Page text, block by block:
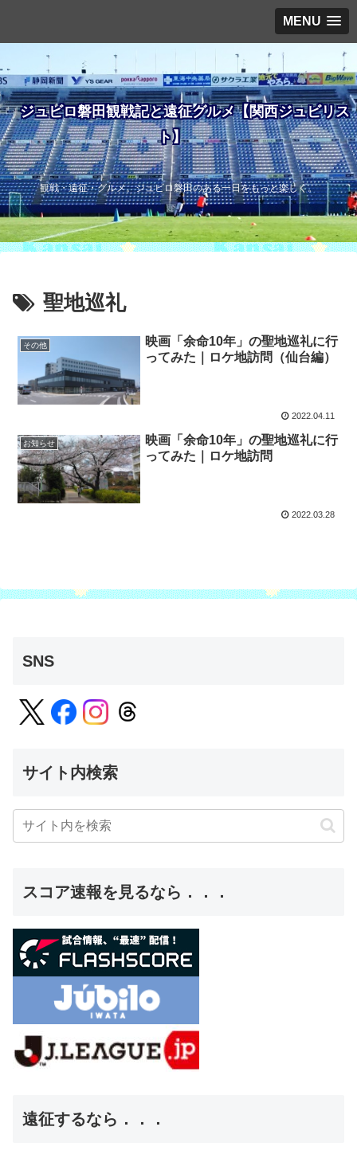
MENU
ジュビロ磐田観戦記と遠征グルメ【関西ジュビリス
ト】
観戦・遠征・グルメ。ジュビロ磐田のある一日をもっと楽しく。
聖地巡礼
その他
映画「余命10年」の聖地巡礼に行
ってみた｜ロケ地訪問（仙台編）
2022.04.11
お知らせ
映画「余命10年」の聖地巡礼に行
ってみた｜ロケ地訪問
2022.03.28
SNS
サイト内検索
スコア速報を見るなら．．．
遠征するなら．．．